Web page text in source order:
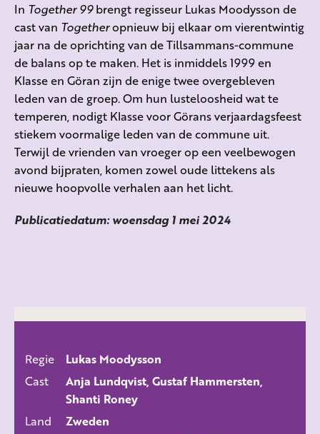
In Together 99brengt regisseur Lukas Moodysson de
cast van Togetheropnieuw bij elkaar om vierentwintig
jaar na de oprichting van de Tillsammans-commune
de balans op te maken. Het is inmiddels 1999 en
Klasse en Göran zijn de enige twee overgebleven
leden van de groep. Om hun lusteloosheid wat te
temperen, nodigt Klasse voor Görans verjaardagsfeest
stiekem voormalige leden van de commune uit.
Terwijl de vrienden van vroeger op een veelbewogen
avond bijpraten, komen zowel oude littekens als
nieuwe hoopvolle verhalen aan het licht.
Publicatiedatum: woensdag 1 mei 2024
ALLE FILMS
Regie
Lukas Moodysson
Cast
Anja Lundqvist, Gustaf Hammersten,
Shanti Roney
Land
Zweden